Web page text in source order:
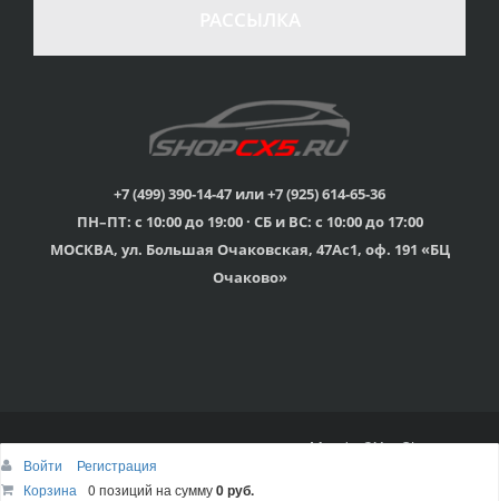
товаром
Вы можете выбрать
наиболее удобный
для Вас
Профессиональная
консультация
мы знаем о Mazda CX-
Скидки
членам клуба и
обладателям клубных
Оперативная доставка
Корзина 0 позиций на сумму0 руб.
+7 (499) 390-14-47 или +7 (925) 614-65-36
ПН–ПТ: с 10:00 до 19:00 · СБ и ВС: с 10:00 до 17:00
МОСКВА, ул. Большая Очаковская, 47Ас1, оф. 191 «БЦ
Очаково»
© 2015г-2025г., Клубный магазин Mazda CX-5 Shop
Войти
Регистрация
Корзина
0 позиций на сумму0 руб.